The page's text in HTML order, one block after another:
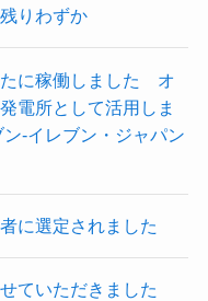
りわずか
たに稼働しました オ
電所として活用しま
-イレブン・ジャパン
に選定されました
ていただきました